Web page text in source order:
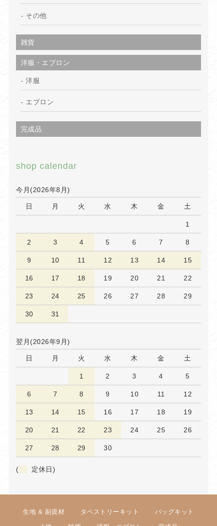
その他
雑貨
洋服・エプロン
洋服
エプロン
完成品
shop calendar
今月(2026年8月)
日 月 火 水 木 金 土
1
2 3 4 5 6 7 8
9 10 11 12 13 14 15
16 17 18 19 20 21 22
23 24 25 26 27 28 29
30 31
翌月(2026年9月)
日 月 火 水 木 金 土
1 2 3 4 5
6 7 8 9 10 11 12
13 14 15 16 17 18 19
20 21 22 23 24 25 26
27 28 29 30
( 定休日)
生地 & 副資材 タペストリーキット バッグキット